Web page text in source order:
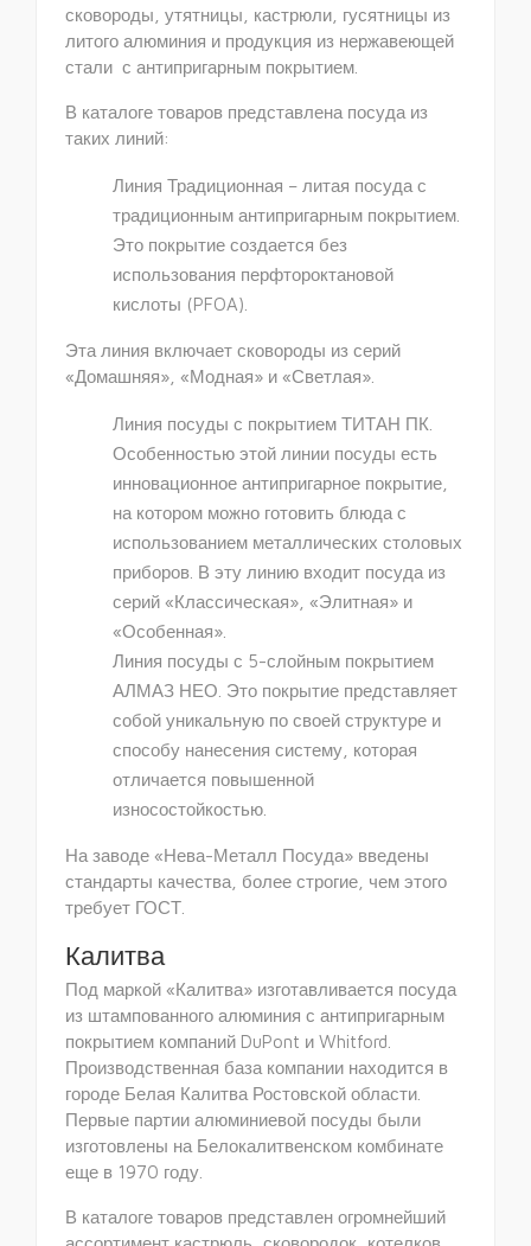
сковороды, утятницы, кастрюли, гусятницы из
литого алюминия и продукция из нержавеющей
стали с антипригарным покрытием.
В каталоге товаров представлена посуда из
таких линий:
Линия Традиционная – литая посуда с
традиционным антипригарным покрытием.
Это покрытие создается без
использования перфтороктановой
кислоты (PFOA).
Эта линия включает сковороды из серий
«Домашняя», «Модная» и «Светлая».
Линия посуды с покрытием ТИТАН ПК.
Особенностью этой линии посуды есть
инновационное антипригарное покрытие,
на котором можно готовить блюда с
использованием металлических столовых
приборов. В эту линию входит посуда из
серий «Классическая», «Элитная» и
«Особенная».
Линия посуды с 5-слойным покрытием
АЛМАЗ НЕО. Это покрытие представляет
собой уникальную по своей структуре и
способу нанесения систему, которая
отличается повышенной
износостойкостью.
На заводе «Нева-Металл Посуда» введены
стандарты качества, более строгие, чем этого
требует ГОСТ.
Калитва
Под маркой «Калитва» изготавливается посуда
из штампованного алюминия с антипригарным
покрытием компаний DuPont и Whitford.
Производственная база компании находится в
городе Белая Калитва Ростовской области.
Первые партии алюминиевой посуды были
изготовлены на Белокалитвенском комбинате
еще в 1970 году.
В каталоге товаров представлен огромнейший